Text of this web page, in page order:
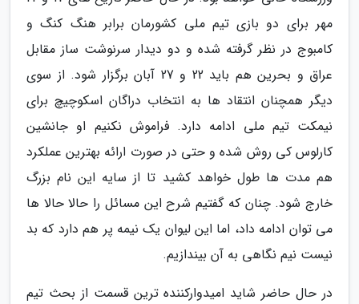
مهر برای دو بازی تیم ملی کشورمان برابر هنگ کنگ و
کامبوج در نظر گرفته شده و دو دیدار سرنوشت ساز مقابل
عراق و بحرین هم باید 22 و 27 آبان برگزار شود. از سوی
دیگر همچنان انتقاد ها به انتخاب دراگان اسکوچیچ برای
نیمکت تیم ملی ادامه دارد. فراموش نکنیم او جانشین
کارلوس کی روش شده و حتی در صورت ارائه بهترین عملکرد
هم مدت ها طول خواهد کشید تا از سایه این نام بزرگ
خارج شود. چنان که گفتیم شرح این مسائل را حالا حالا ها
می توان ادامه داد، اما این لیوان یک نیمه پر هم دارد که بد
نیست نیم نگاهی به آن بیندازیم.
در حال حاضر شاید امیدوارکننده ترین قسمت از بحث تیم